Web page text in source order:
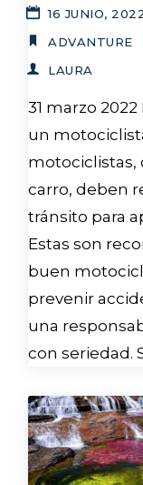
16 JUNIO, 2022
ADVANTURE
LAURA
31 marzo
un
motociclistas,
carro, deben
tránsito para
Estas son
buen
prevenir
una
con seriedad.